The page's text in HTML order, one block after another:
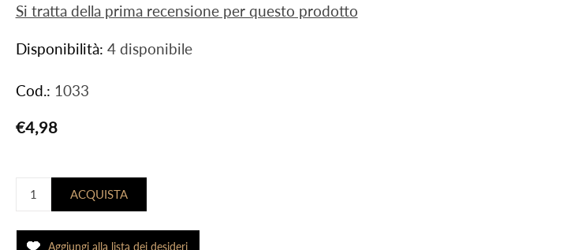
Si tratta della prima recensione per questo prodotto
Disponibilità: 4 disponibile
Cod.: 1033
€4,98